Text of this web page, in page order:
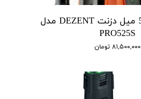
دریل مگنت 50 میل دزنت DEZENT مدل
PRO525S
۸۱,۵۰۰,۰۰۰ تومان